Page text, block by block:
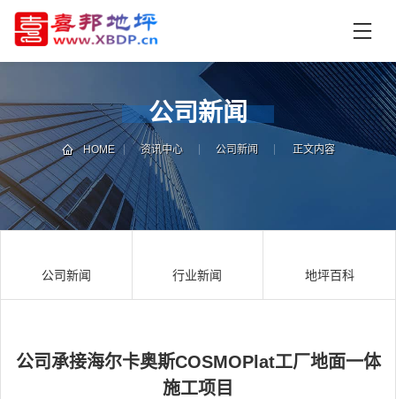
页
中
心
技
术
支
持
资
讯
中
例
们
询
公司新闻
HOME 资讯中心 公司新闻 正文内容
公司新闻 行业新闻 地坪百科
公司承接海尔卡奥斯COSMOPlat工厂地面一体
施工项目